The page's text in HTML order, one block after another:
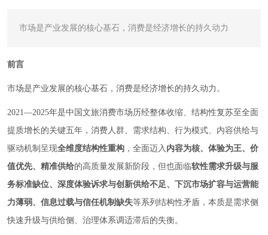
市场是产业发展的核心基石，消费是经济增长的持久动力
前言
市场是产业发展的核心基石，消费是经济增长的持久动力。
2021—2025年是中国文旅消费市场历经整体收缩、结构性复苏至全面
提质增长的关键五年，消费人群、需求结构、行为模式、内容供给与
驱动机制呈现全维度结构性重构 ，全面迈入 内容为核、体验为王、价
值优先、精准供给的高质量发展新阶段，但也面临软性需求升级与服
务标准缺位、深度体验诉求与创新供给不足、下沉市场扩容与运营能
力薄弱、信息过载与信任机制缺失等系列结构性矛盾，本质是需求侧
快速升级与供给侧、治理体系调适滞后的失衡。